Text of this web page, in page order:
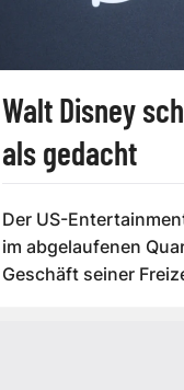
Walt Disney
als gedacht
Der US-
im abgelaufenen
Geschäft seiner